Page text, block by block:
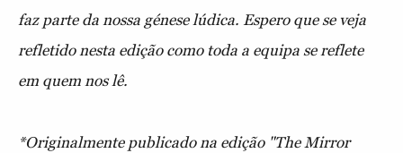
faz parte da nossa génese lúdica. Espero que se veja
refletido nesta edição como toda a equipa se reflete
em quem nos lê.
*Originalmente publicado na edição "The Mirror